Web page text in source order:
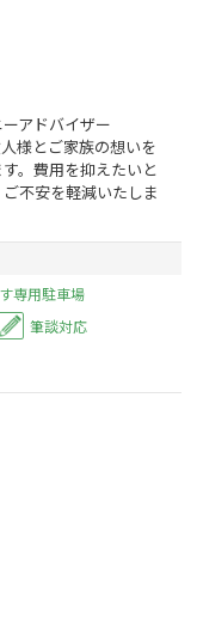
アドバイザー
様とご家族の想いを
。費用を抑えたいと
不安を軽減いたしま
専用駐車場
筆談対応